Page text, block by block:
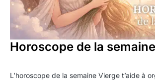
Horoscope de la
L’horoscope de la semaine Vierge t’aide à